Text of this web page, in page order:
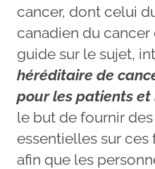
cancer, dont celui
canadien du cancer
guide sur le sujet,
héréditaire de
pour les patients
le but de fournir
essentielles sur
afin que les